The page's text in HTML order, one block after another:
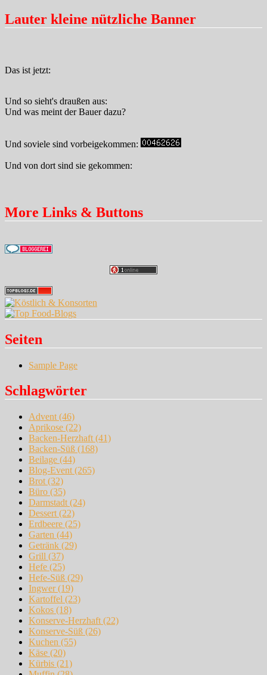
Lauter kleine nützliche Banner
Das ist jetzt:
Und so sieht's draußen aus:
Und was meint der Bauer dazu?
Und soviele sind vorbeigekommen:
Und von dort sind sie gekommen:
More Links & Buttons
Seiten
Sample Page
Schlagwörter
Advent (46)
Aprikose (22)
Backen-Herzhaft (41)
Backen-Süß (168)
Beilage (44)
Blog-Event (265)
Brot (32)
Büro (35)
Darmstadt (24)
Dessert (22)
Erdbeere (25)
Garten (44)
Getränk (29)
Grill (37)
Hefe (25)
Hefe-Süß (29)
Ingwer(19)
Kartoffel (23)
Kokos (18)
Konserve-Herzhaft (22)
Konserve-Süß (26)
Kuchen (55)
Käse (20)
Kürbis (21)